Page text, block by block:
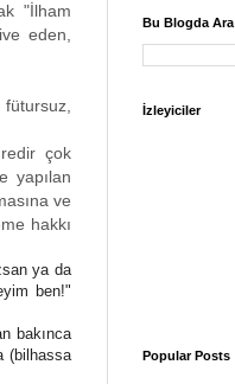
"İlham
eden,
çok
yapılan
ve
hakkı
ya da
ben!"
bakınca
(bilhassa
Bu Blogda Ara
İzleyiciler
Popular Posts